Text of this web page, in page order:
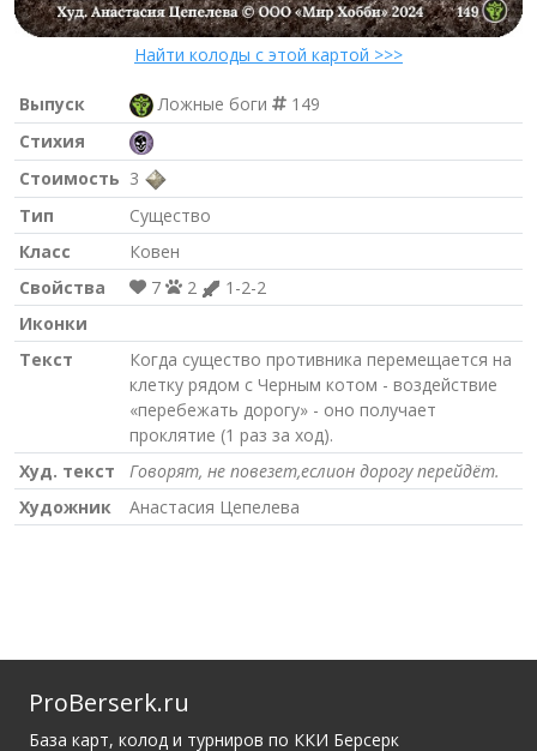
Найти колоды с этой картой >>>
Выпуск Ложные боги
149
Стихия
Стоимость 3
Тип
Существо
Класс
Ковен
Свойства
7 2
1-2-2
Иконки
Текст
Когда существо противника перемещается на
клетку рядом с Черным котом - воздействие
«перебежать дорогу» - оно получает
проклятие (1 раз за ход).
Худ. текст
Говорят, не повезет,еслион дорогу перейдёт.
Художник
Анастасия Цепелева
ProBerserk.ru
База карт, колод и турниров по ККИ Берсерк